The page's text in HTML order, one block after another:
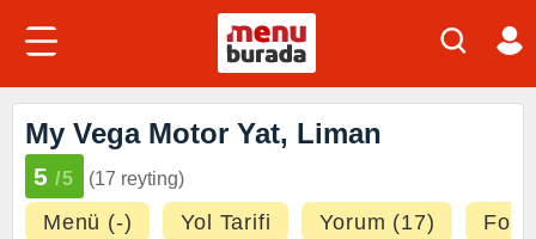
My Vega Motor Yat, Liman
5 /5 (17 reyting)
Menü (-) Yol Tarifi Yorum (17)